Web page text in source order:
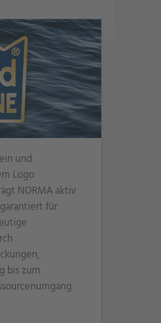
und
Logo
NORMA aktiv
für
bis zum